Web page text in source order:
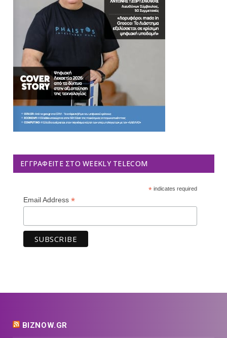
ΕΓΓΡΑΦΕΊΤΕ ΣΤΟ WEEKLY TELECOM
*indicates required
Email Address *
BIZNOW.GR